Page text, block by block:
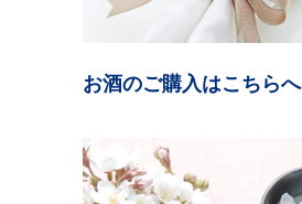
お酒のご購入はこちらへ